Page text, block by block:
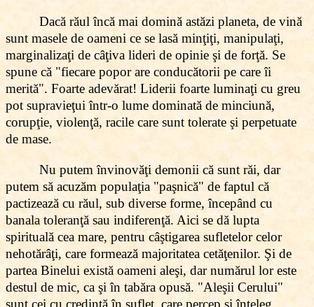
Dacă răul încă mai domină astăzi planeta, de vină
sunt masele de oameni ce se lasă minţiţi, manipulaţi,
marginalizaţi de câţiva lideri de opinie şi de forţă. Se
spune că "fiecare popor are conducătorii pe care îi
merită". Foarte adevărat! Liderii foarte luminaţi cu greu
pot supravieţui într-o lume dominată de minciună,
corupţie, violenţă, racile care sunt tolerate şi perpetuate
de mase.
Nu putem învinovăţi demonii că sunt răi, dar
putem să acuzăm populaţia "paşnică" de faptul că
pactizează cu răul, sub diverse forme, începând cu
banala toleranţă sau indiferenţă. Aici se dă lupta
spirituală cea mare, pentru câştigarea sufletelor celor
nehotărâţi, care formează majoritatea cetăţenilor. Şi de
partea Binelui există oameni aleşi, dar numărul lor este
destul de mic, ca şi în tabăra opusă. "Aleşii Cerului"
sunt cei cu credinţă în suflet, care percep şi înţeleg